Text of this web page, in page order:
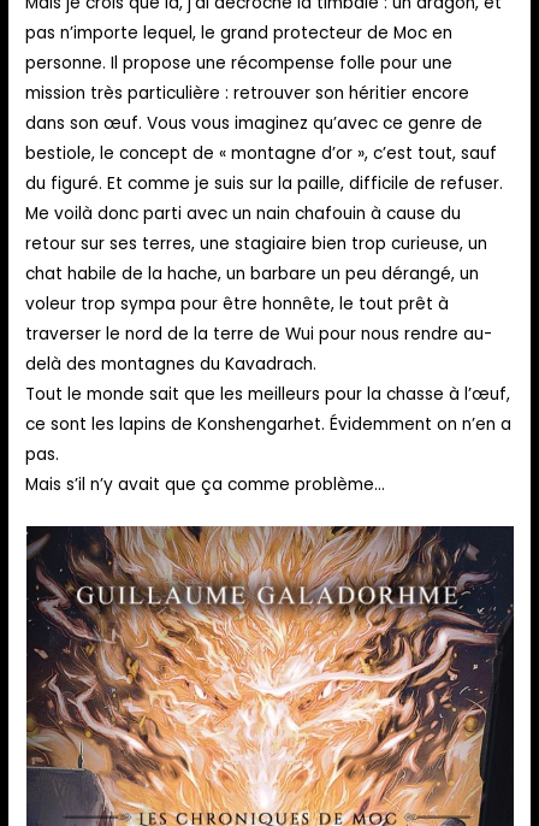
pas n’importe lequel, le grand protecteur de Moc en
personne. Il propose une récompense folle pour une
mission très particulière : retrouver son héritier encore
dans son œuf. Vous vous imaginez qu’avec ce genre de
bestiole, le concept de « montagne d’or », c’est tout, sauf
du figuré. Et comme je suis sur la paille, difficile de refuser.
Me voilà donc parti avec un nain chafouin à cause du
retour sur ses terres, une stagiaire bien trop curieuse, un
chat habile de la hache, un barbare un peu dérangé, un
voleur trop sympa pour être honnête, le tout prêt à
traverser le nord de la terre de Wui pour nous rendre au-
delà des montagnes du Kavadrach.
Tout le monde sait que les meilleurs pour la chasse à l’œuf,
ce sont les lapins de Konshengarhet. Évidemment on n’en a
pas.
Mais s’il n’y avait que ça comme problème…